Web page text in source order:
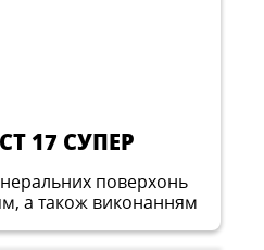
CT 17 СУПЕР
поверхонь
а також виконанням